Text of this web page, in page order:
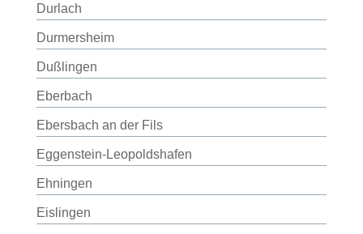
Durlach
Durmersheim
Dußlingen
Eberbach
Ebersbach an der Fils
Eggenstein-Leopoldshafen
Ehningen
Eislingen